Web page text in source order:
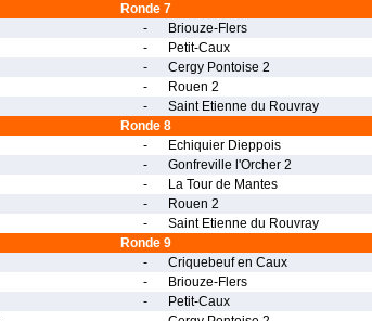
Ronde 7
-
Briouze-Flers
-
Petit-Caux
-
Cergy Pontoise 2
-
Rouen 2
-
Saint Etienne du Rouvray
Ronde 8
-
Echiquier Dieppois
-
Gonfreville l'Orcher 2
-
La Tour de Mantes
-
Rouen 2
-
Saint Etienne du Rouvray
Ronde 9
-
Criquebeuf en Caux
-
Briouze-Flers
-
Petit-Caux